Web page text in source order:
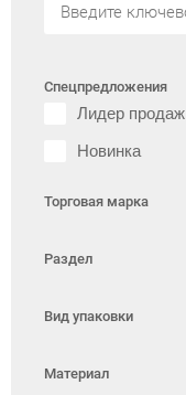
Спецпредложения
Лидер продаж
Новинка
Торговая марка
Раздел
Вид упаковки
Материал